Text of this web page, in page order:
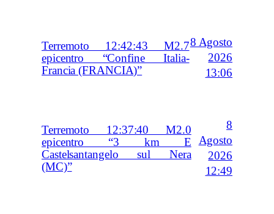
Terremoto 12:42:43 M2.7
epicentro “Confine Italia-
Francia (FRANCIA)”
8 Agosto
2026
13:06
Terremoto 12:37:40 M2.0
epicentro “3 km E
Castelsantangelo sul Nera
(MC)”
8
Agosto
2026
12:49